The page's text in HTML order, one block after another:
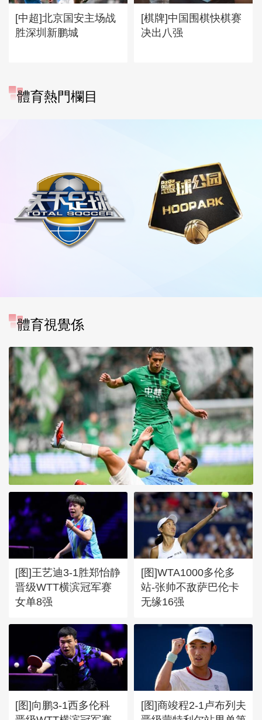
[中超]北京国安主场战
胜深圳新鹏城
[棋牌]中国围棋快棋赛
决出八强
體育熱門欄目
體育視覺係
[图]张玉宁传射达万双响 北
京国安4-0深圳新鹏城
[图]王艺迪3-1胜郑怡静
晋级WTT横滨冠军赛
女单8强
[图]WTA1000多伦多
站-张帅不敌萨巴伦卡
无缘16强
[图]向鹏3-1西多伦科
[图]商竣程2-1卢布列夫